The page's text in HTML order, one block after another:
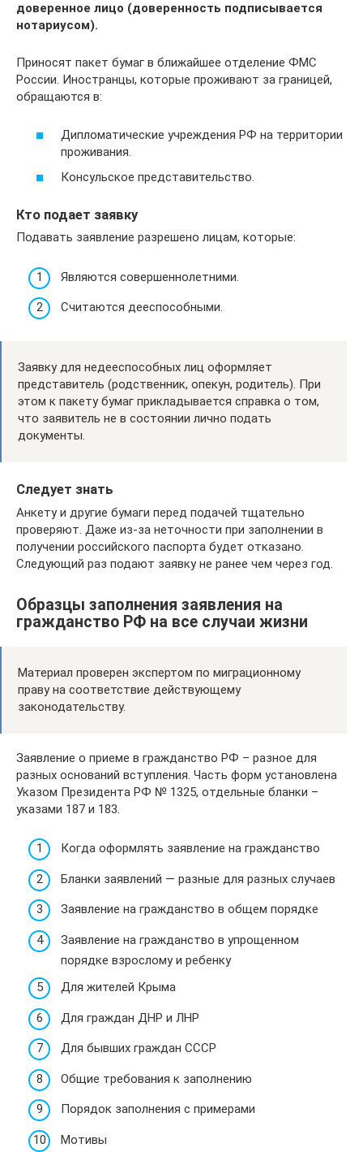
доверенное лицо (доверенность подписывается
нотариусом).
Приносят пакет бумаг в ближайшее отделение ФМС
России. Иностранцы, которые проживают за границей,
обращаются в:
Дипломатические учреждения РФ на территории
проживания.
Консульское представительство.
Кто подает заявку
Подавать заявление разрешено лицам, которые:
Являются совершеннолетними.
Считаются дееспособными.
Заявку для недееспособных лиц оформляет
представитель (родственник, опекун, родитель). При
этом к пакету бумаг прикладывается справка о том,
что заявитель не в состоянии лично подать
документы.
Следует знать
Анкету и другие бумаги перед подачей тщательно
проверяют. Даже из-за неточности при заполнении в
получении российского паспорта будет отказано.
Следующий раз подают заявку не ранее чем через год.
Образцы заполнения заявления на
гражданство РФ на все случаи жизни
Материал проверен экспертом по миграционному
праву на соответствие действующему
законодательству.
Заявление о приеме в гражданство РФ – разное для
разных оснований вступления. Часть форм установлена
Указом Президента РФ № 1325, отдельные бланки –
указами 187 и 183.
Когда оформлять заявление на гражданство
Бланки заявлений — разные для разных случаев
Заявление на гражданство в общем порядке
Заявление на гражданство в упрощенном
порядке взрослому и ребенку
Для жителей Крыма
Для граждан ДНР и ЛНР
Для бывших граждан СССР
Общие требования к заполнению
Порядок заполнения с примерами
Мотивы